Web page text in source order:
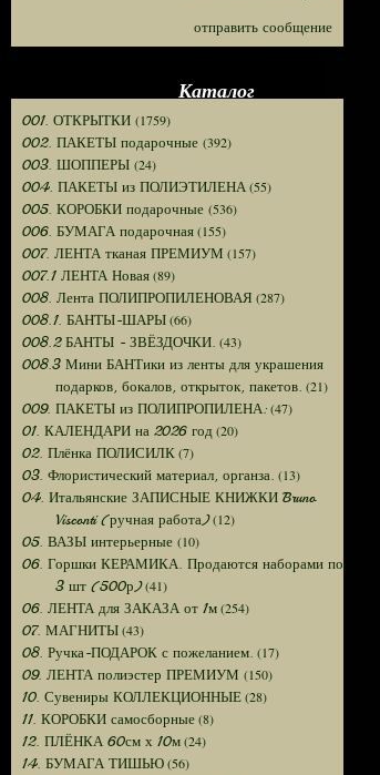
отправить сообщение
Каталог
001. ОТКРЫТКИ (1759)
002. ПАКЕТЫ подарочные (392)
003. ШОППЕРЫ (24)
004. ПАКЕТЫ из ПОЛИЭТИЛЕНА(55)
005. КОРОБКИ подарочные (536)
006. БУМАГА подарочная(155)
007. ЛЕНТА тканая ПРЕМИУМ (157)
007.1 ЛЕНТА Новая(89)
008. Лента ПОЛИПРОПИЛЕНОВАЯ (287)
008.1. БАНТЫ-ШАРЫ(66)
008.2 БАНТЫ - ЗВЁЗДОЧКИ. (43)
008.3 Мини БАНТики из ленты для украшения
подарков, бокалов, открыток, пакетов. (21)
009. ПАКЕТЫ из ПОЛИПРОПИЛЕНА:(47)
01. КАЛЕНДАРИ на 2026 год (20)
02. Плёнка ПОЛИСИЛК(7)
03. Флористический материал, органза. (13)
04. Итальянские ЗАПИСНЫЕ КНИЖКИ Bruno
Visconti (ручная работа)(12)
05. ВАЗЫ интерьерные (10)
06. Горшки КЕРАМИКА. Продаются наборами по
3 шт (500р)(41)
06. ЛЕНТА для ЗАКАЗА от 1м(254)
07. МАГНИТЫ(43)
08. Ручка-ПОДАРОК с пожеланием. (17)
09. ЛЕНТА полиэстер ПРЕМИУМ (150)
10. Сувениры КОЛЛЕКЦИОННЫЕ(28)
11. КОРОБКИ самосборные(8)
12. ПЛЁНКА 60см х 10м(24)
14. БУМАГА ТИШЬЮ(56)